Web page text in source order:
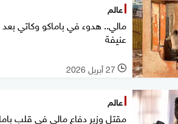
عالم
مالي.. هدوء في باماكو وكاتي بعد
عنيفة
l 27 أبريل 2026
عالم
مقتل وزير دفاع مالي في قلب